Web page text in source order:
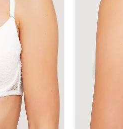
Бесшовные леггинсы
LEGGINGS (черный) Giulia
551 грн. 689 грн.